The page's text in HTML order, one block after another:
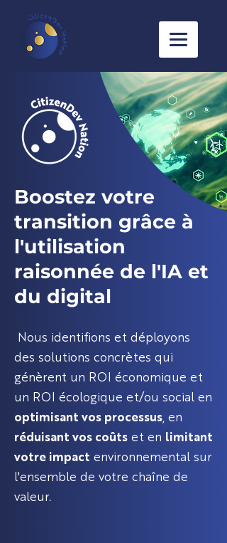
Boostez votre
transition grâce à
l'utilisation
raisonnée de l'IA et
du digital
Nous identifions et déployons
des solutions concrètes qui
génèrent un ROI économique et
un ROI écologique et/ou social en
optimisant vos processus, en
réduisant vos coûts et en limitant
votre impact environnemental sur
l'ensemble de votre chaîne de
valeur.